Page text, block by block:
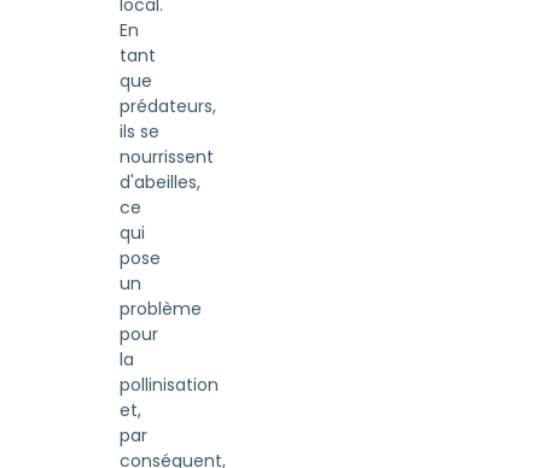
local.
En
tant
que
prédateurs,
ils se
nourrissent
d'abeilles,
ce
qui
pose
un
problème
pour
la
pollinisation
et,
par
conséquent,